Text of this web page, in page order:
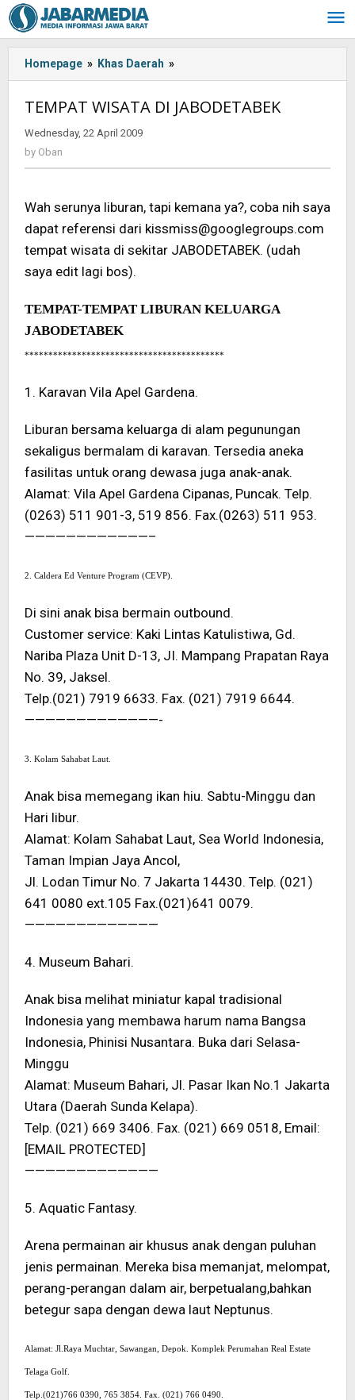
Skip
to
content
Homepage » Khas Daerah »
-:IN-
>TEMPAT
>
TEMPAT WISATA DI JABODETABEK
Wednesday, 22 April 2009
by Oban
Wah serunya liburan, tapi kemana ya?, coba nih saya
dapat referensi dari kissmiss@googlegroups.com
tempat wisata di sekitar JABODETABEK. (udah
saya edit lagi bos).
TEMPAT-TEMPAT LIBURAN KELUARGA
JABODETABEK
******************************************
1. Karavan Vila Apel Gardena.
Liburan bersama keluarga di alam pegunungan
sekaligus bermalam di karavan. Tersedia aneka
fasilitas untuk orang dewasa juga anak-anak.
Alamat: Vila Apel Gardena Cipanas, Puncak. Telp.
(0263) 511 901-3, 519 856. Fax.(0263) 511 953.
————————————–
2. Caldera Ed Venture Program (CEVP).
Di sini anak bisa bermain outbound.
Customer service: Kaki Lintas Katulistiwa, Gd.
Nariba Plaza Unit D-13, JI. Mampang Prapatan Raya
No. 39, Jaksel.
Telp.(021) 7919 6633. Fax. (021) 7919 6644.
—————————————-
3. Kolam Sahabat Laut.
Anak bisa memegang ikan hiu. Sabtu-Minggu dan
Hari libur.
Alamat: Kolam Sahabat Laut, Sea World Indonesia,
Taman Impian Jaya Ancol,
Jl. Lodan Timur No. 7 Jakarta 14430. Telp. (021)
641 0080 ext.105 Fax.(021)641 0079.
—————————————
4. Museum Bahari.
Anak bisa melihat miniatur kapal tradisional
Indonesia yang membawa harum nama Bangsa
Indonesia, Phinisi Nusantara. Buka dari Selasa-
Minggu
Alamat: Museum Bahari, Jl. Pasar Ikan No.1 Jakarta
Utara (Daerah Sunda Kelapa).
Telp. (021) 669 3406. Fax. (021) 669 0518, Email:
[EMAIL PROTECTED]
—————————————
5. Aquatic Fantasy.
Arena permainan air khusus anak dengan puluhan
jenis permainan. Mereka bisa memanjat, melompat,
perang-perangan dalam air, berpetualang,bahkan
betegur sapa dengan dewa laut Neptunus.
Alamat: Jl.Raya Muchtar, Sawangan, Depok. Komplek Perumahan Real Estate
Telaga Golf.
Telp.(021)766 0390, 765 3854. Fax. (021) 766 0490.